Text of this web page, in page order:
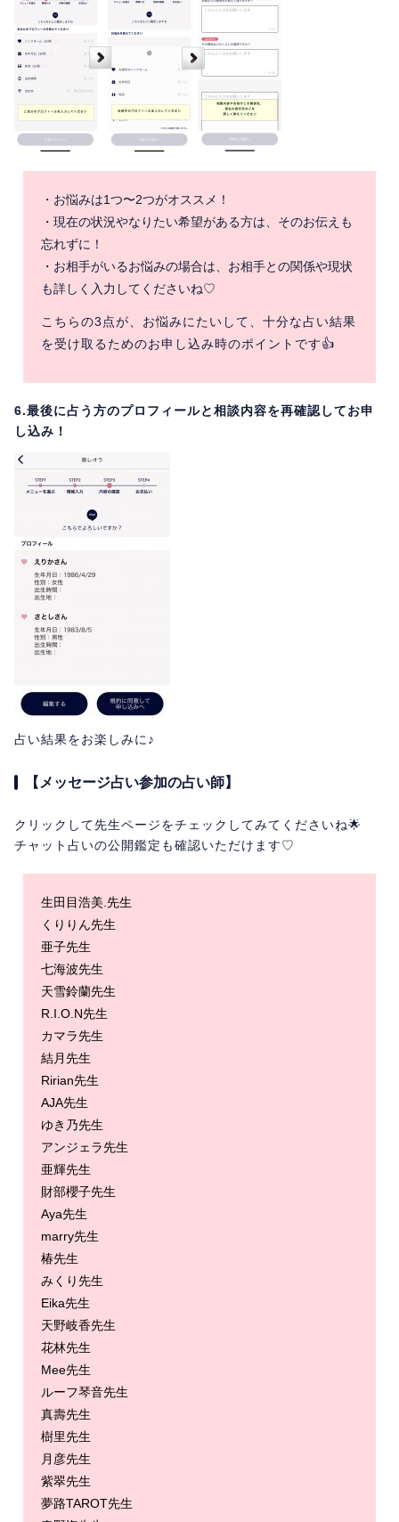
・お悩みは1つ〜2つがオススメ！
・現在の状況やなりたい希望がある方は、そのお伝えも
忘れずに！
・お相手がいるお悩みの場合は、お相手との関係や現状
も詳しく入力してくださいね♡
こちらの3点が、お悩みにたいして、十分な占い結果
を受け取るためのお申し込み時のポイントです👍
6.最後に占う方のプロフィールと相談内容を再確認してお申
し込み！
占い結果をお楽しみに♪
【メッセージ占い参加の占い師】
クリックして先生ページをチェックしてみてくださいね🌟
チャット占いの公開鑑定も確認いただけます♡
生田目浩美.先生
くりりん先生
亜子先生
七海波先生
天雪鈴蘭先生
R.I.O.N先生
カマラ先生
結月先生
Ririan先生
AJA先生
ゆき乃先生
アンジェラ先生
亜輝先生
財部櫻子先生
Aya先生
marry先生
椿先生
みくり先生
Eika先生
天野岐香先生
花林先生
Mee先生
ルーフ琴音先生
真壽先生
樹里先生
月彦先生
紫翠先生
夢路TAROT先生